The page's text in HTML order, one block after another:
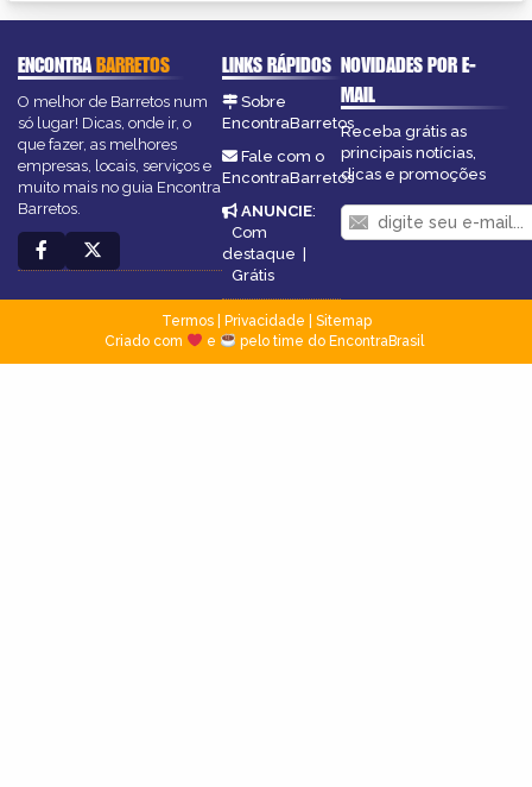
ENCONTRABARRETOS
O melhor de Barretos num
só lugar! Dicas, onde ir, o
que fazer, as melhores
empresas, locais, serviços e
muito mais no guia Encontra
Barretos.
LINKS RÁPIDOS
Sobre
EncontraBarretos
Fale com o
EncontraBarretos
ANUNCIE:
Com
destaque
Grátis
NOVIDADES POR E-
MAIL
Receba grátis as
principais notícias,
dicas e promoções
Termos| Privacidade
Sitemap
Criado com
e pelo time do EncontraBrasil